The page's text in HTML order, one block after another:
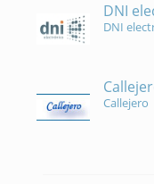
DNI
DNI
Callejero